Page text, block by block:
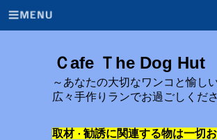
Ｃafe Ｔhe Dog Hut
～あなたの大切なワンコと愉し
広々手作りランでお過ごしくだ
取材・ 勧誘に関連する物は一切